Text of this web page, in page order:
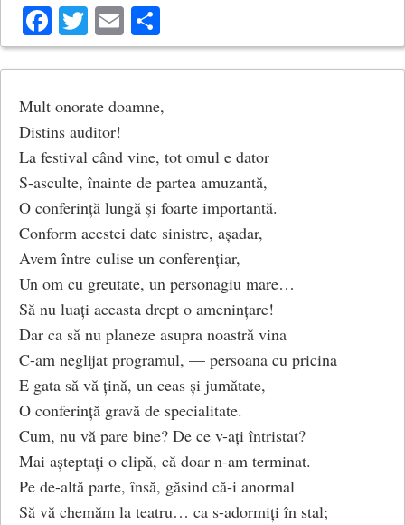
Facebook
Twitter
Email
Mult onorate doamne,
Distins auditor!
La festival când vine, tot omul e dator
S-asculte, înainte de partea amuzantă,
O conferință lungă și foarte importantă.
Conform acestei date sinistre, așadar,
Avem între culise un conferențiar,
Un om cu greutate, un personagiu mare…
Să nu luați aceasta drept o amenințare!
Dar ca să nu planeze asupra noastră vina
C-am neglijat programul, — persoana cu pricina
E gata să vă țină, un ceas și jumătate,
O conferință gravă de specialitate.
Cum, nu vă pare bine? De ce v-ați întristat?
Mai așteptați o clipă, că doar n-am terminat.
Pe de-altă parte, însă, găsind că-i anormal
Să vă chemăm la teatru… ca s-adormiți în stal;